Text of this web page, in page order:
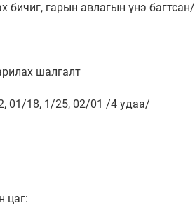
бичиг, гарын авлагын үнэ багтсан/
шалгалт
01/18, 1/25, 02/01 /4 удаа/
цаг: